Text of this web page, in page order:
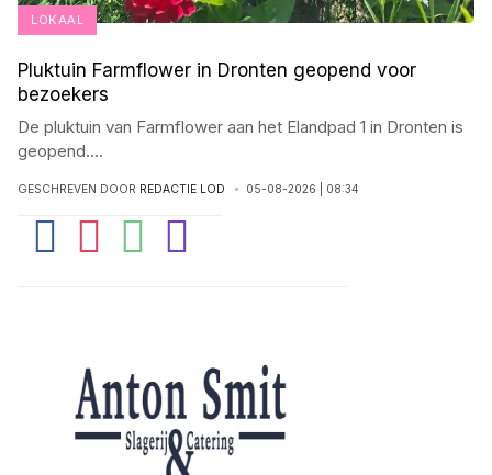
LOKAAL
Pluktuin Farmflower in Dronten geopend voor
bezoekers
De pluktuin van Farmflower aan het Elandpad 1 in Dronten is
geopend....
GESCHREVEN DOOR REDACTIE LOD 05-08-2026 | 08:34